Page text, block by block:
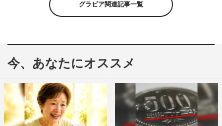
https://youtu.be/yk9SQ59-qUA
999』～GALAXY OPERA～とのコラボレーションとして
年80歳を迎える原作者・松本零士氏へのリスペクトを中心
に語り合う。ドラマ放送当日は、生ドラマ 60分、トーク
番組30分、計90分の生放送で送る。
グラビア関連記事一覧
今、あなたにオススメ